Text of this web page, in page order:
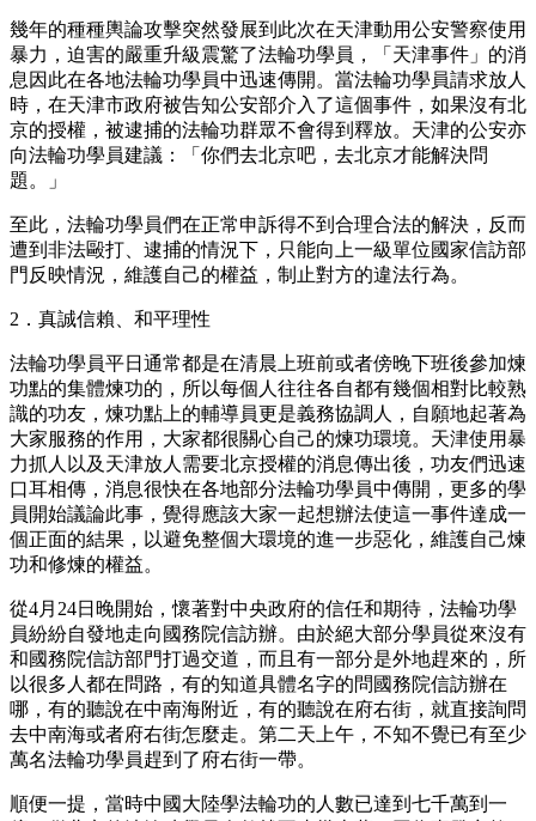
幾年的種種輿論攻擊突然發展到此次在天津動用公安警察使用
暴力，迫害的嚴重升級震驚了法輪功學員，「天津事件」的消
息因此在各地法輪功學員中迅速傳開。當法輪功學員請求放人
時，在天津市政府被告知公安部介入了這個事件，如果沒有北
京的授權，被逮捕的法輪功群眾不會得到釋放。天津的公安亦
向法輪功學員建議：「你們去北京吧，去北京才能解決問
題。」
至此，法輪功學員們在正常申訴得不到合理合法的解決，反而
遭到非法毆打、逮捕的情況下，只能向上一級單位國家信訪部
門反映情況，維護自己的權益，制止對方的違法行為。
2．真誠信賴、和平理性
法輪功學員平日通常都是在清晨上班前或者傍晚下班後參加煉
功點的集體煉功的，所以每個人往往各自都有幾個相對比較熟
識的功友，煉功點上的輔導員更是義務協調人，自願地起著為
大家服務的作用，大家都很關心自己的煉功環境。天津使用暴
力抓人以及天津放人需要北京授權的消息傳出後，功友們迅速
口耳相傳，消息很快在各地部分法輪功學員中傳開，更多的學
員開始議論此事，覺得應該大家一起想辦法使這一事件達成一
個正面的結果，以避免整個大環境的進一步惡化，維護自己煉
功和修煉的權益。
從4月24日晚開始，懷著對中央政府的信任和期待，法輪功學
員紛紛自發地走向國務院信訪辦。由於絕大部分學員從來沒有
和國務院信訪部門打過交道，而且有一部分是外地趕來的，所
以很多人都在問路，有的知道具體名字的問國務院信訪辦在
哪，有的聽說在中南海附近，有的聽說在府右街，就直接詢問
去中南海或者府右街怎麼走。第二天上午，不知不覺已有至少
萬名法輪功學員趕到了府右街一帶。
順便一提，當時中國大陸學法輪功的人數已達到七千萬到一